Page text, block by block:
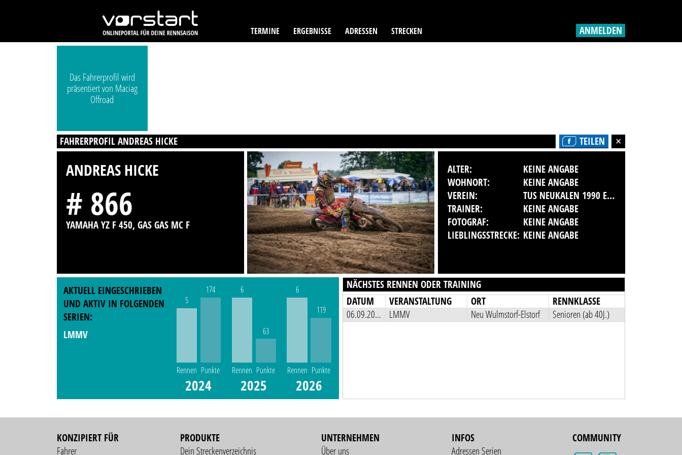
TERMINE ERGEBNISSE ADRESSEN STRECKEN ANMELDEN
Das Fahrerprofil wird
präsentiert von Maciag
Offroad
FAHRERPROFIL ANDREAS HICKE TEILEN
ANDREAS HICKE
# 866
YAMAHA YZ F 450, GAS GAS MC F
ALTER:
KEINE ANGABE
WOHNORT:
KEINE ANGABE
VEREIN:
TUS NEUKALEN 1990 E.V.
TRAINER:
KEINE ANGABE
FOTOGRAF:
KEINE ANGABE
LIEBLINGSSTRECKE: KEINE ANGABE
AKTUELL EINGESCHRIEBEN
UND AKTIV IN FOLGENDEN
SERIEN:
LMMV
5
Rennen
174
Punkte
2024
6
Rennen
63
Punkte
2025
6
Rennen
119
Punkte
2026
NÄCHSTES RENNEN ODER TRAINING
DATUM
VERANSTALTUNG ORT
RENNKLASSE
06.09.2026
LMMV Neu Wulmstorf-Elstorf Senioren (ab 40J.)
KONZIPIERT FÜR
Fahrer
PRODUKTE
Dein Streckenverzeichnis
UNTERNEHMEN
Über uns
INFOS
Adressen Serien
COMMUNITY